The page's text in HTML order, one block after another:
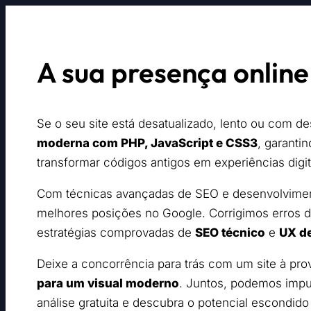
A sua presença
Se o seu site está desatualizado, lento ou com
moderna com PHP, JavaScript e CSS3,
transformar códigos antigos em experiências
Com técnicas avançadas de SEO e
melhores posições no Google. Corrigimos erros
estratégias comprovadas de SEO técnico e UX
Deixe a concorrência para trás com um site à
para um visual moderno. Juntos, podemos
análise gratuita e descubra o potencial